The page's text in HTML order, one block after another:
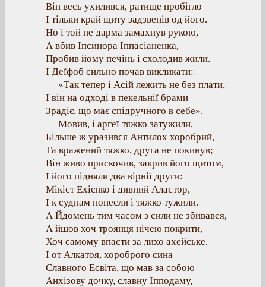
Він весь ухилився, ратище пробігло
І тільки край щиту задзвенів од його.
Но і той не дарма замахнув рукою,
А вбив Іпсинора Іппасіаненка,
Пробив йому печінь і схолодив жили.
І Деїфоб сильно почав викликати:
«Так тепер і Асій лежить не без плати,
І він на одході в пекельнії брами
Зрадіє, що має спідручного в себе».
Мовив, і аргеї тяжко затужили,
Більше ж уразився Антилох хоробрий,
Та вражений тяжко, друга не покинув;
Він живо прискочив, закрив його щитом,
І його підняли два вірнії други:
Мікіст Ехієнко і дивний Аластор,
І к суднам понесли і тяжко тужили.
А Йдомень тим часом з сили не збивався,
А йшов хоч троянця нічею покрити,
Хоч самому впасти за лихо ахейське.
І от Алкатоя, хороброго сина
Славного Есвіта, що мав за собою
Анхізову дочку, славну Іпподаму,